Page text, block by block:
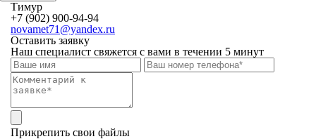
Тимур
+7 (902) 900-94-94
novamet71@yandex.ru
Оставить заявку
Наш специалист свяжется с вами в течении 5 минут
Прикрепить свои файлы